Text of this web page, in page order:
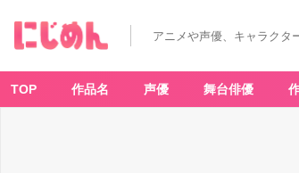
アニメや声優、キャラクタ
TOP 作品名 声優 舞台俳優